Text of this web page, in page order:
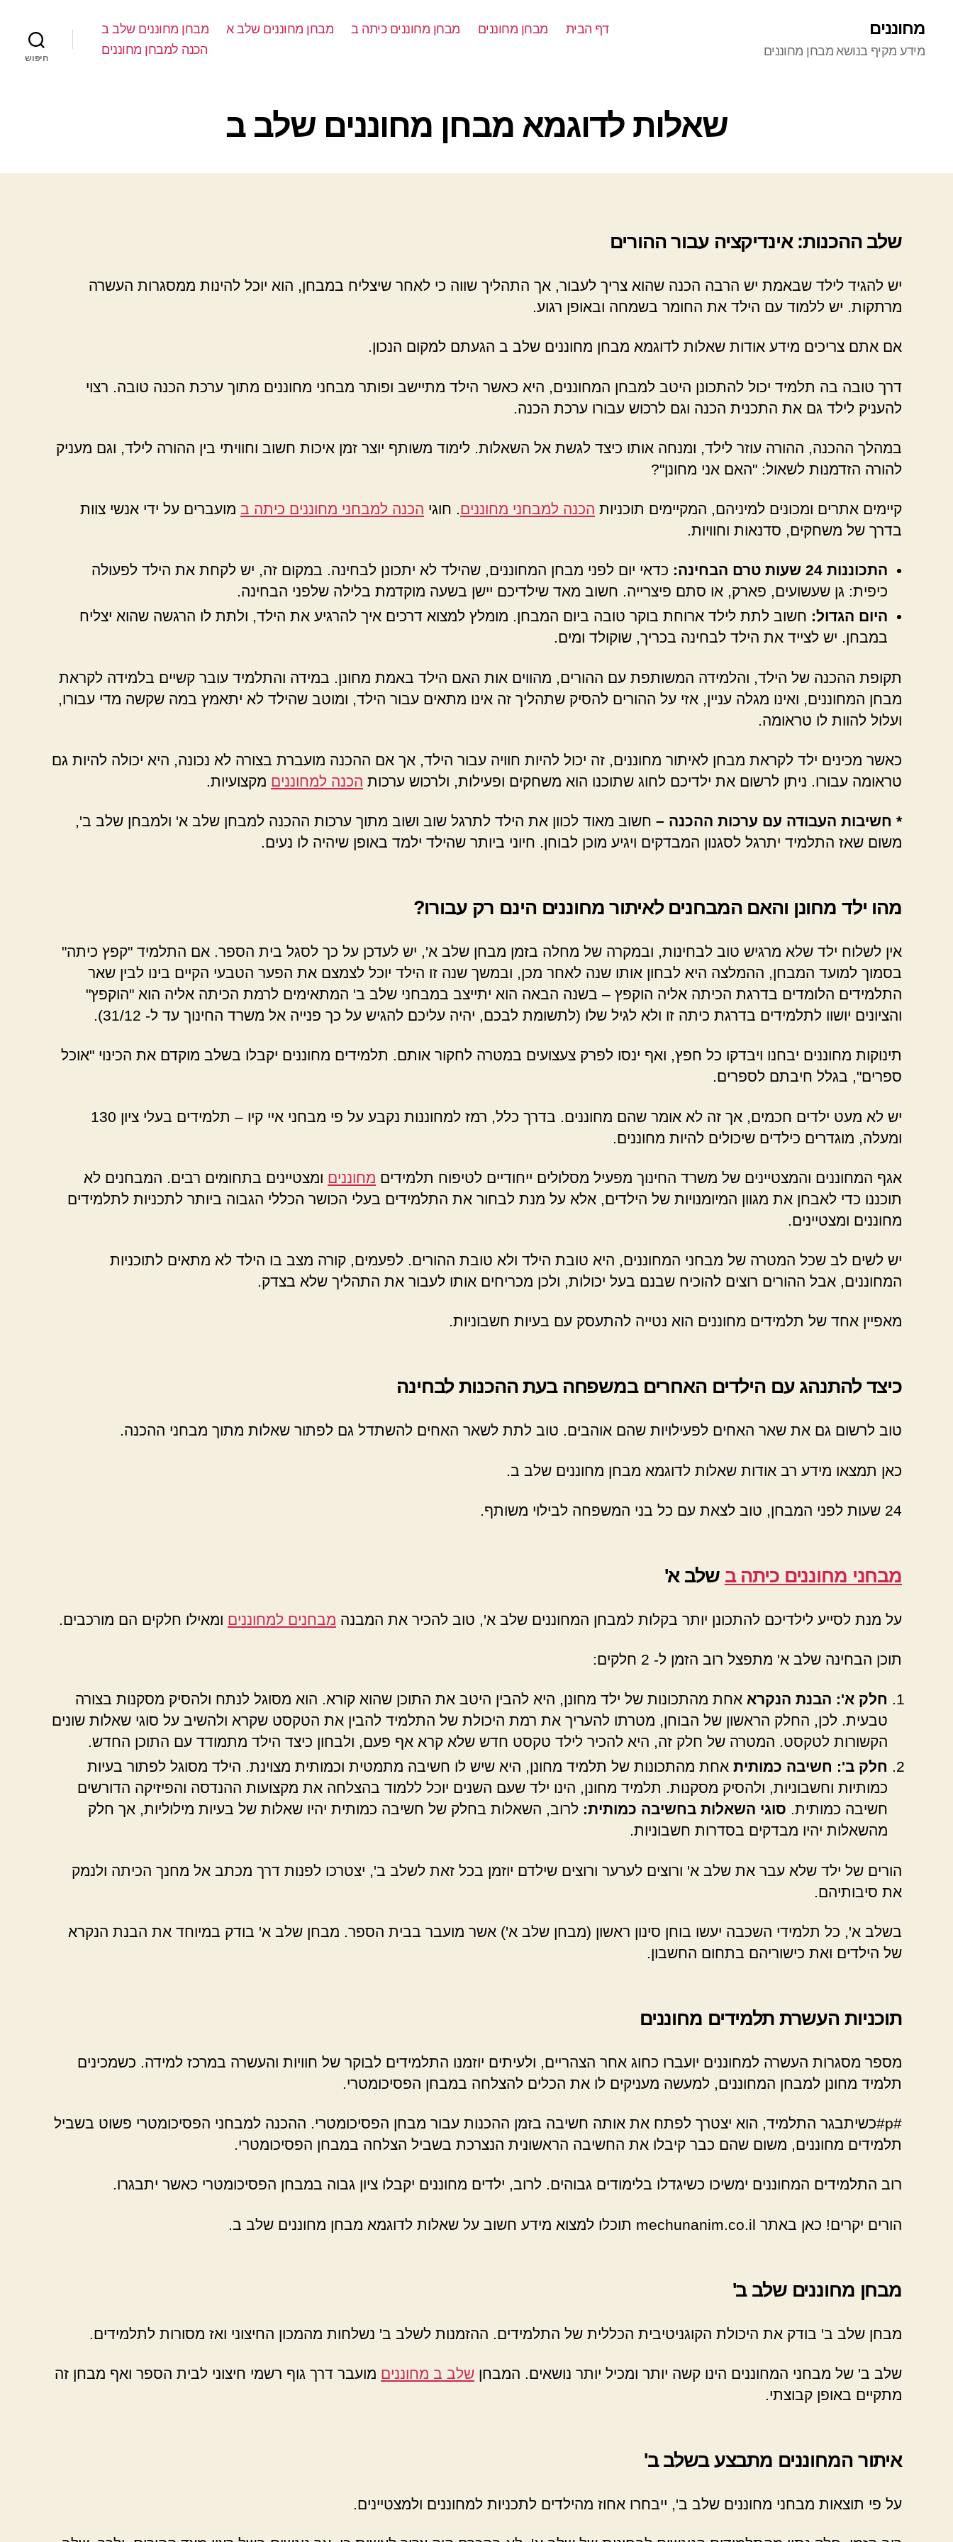
מחוננים
מידע מקיף בנושא מבחן מחוננים
דף הבית מבחן מחוננים מבחן מחוננים כיתה ב מבחן מחוננים שלב א
מבחן מחוננים שלב ב
הכנה למבחן מחוננים
חיפוש
קטגוריות
שאלות לדוגמא מבחן מחוננים שלב ב
שלב ההכנות: אינדיקציה עבור ההורים
יש להגיד לילד שבאמת יש הרבה הכנה שהוא צריך לעבור, אך התהליך שווה כי לאחר שיצליח במבחן, הוא יוכל להינות ממסגרות העשרה
מרתקות. יש ללמוד עם הילד את החומר בשמחה ובאופן רגוע.
אם אתם צריכים מידע אודות שאלות לדוגמא מבחן מחוננים שלב ב הגעתם למקום הנכון.
דרך טובה בה תלמיד יכול להתכונן היטב למבחן המחוננים, היא כאשר הילד מתיישב ופותר מבחני מחוננים מתוך ערכת הכנה טובה. רצוי
להעניק לילד גם את התכנית הכנה וגם לרכוש עבורו ערכת הכנה.
במהלך ההכנה, ההורה עוזר לילד, ומנחה אותו כיצד לגשת אל השאלות. לימוד משותף יוצר זמן איכות חשוב וחוויתי בין ההורה לילד, וגם מעניק
להורה הזדמנות לשאול: "האם אני מחונן"?
קיימים אתרים ומכונים למיניהם, המקיימים תוכניות הכנה למבחני מחוננים. חוגי הכנה למבחני מחוננים כיתה ב מועברים על ידי אנשי צוות
בדרך של משחקים, סדנאות וחוויות.
התכוננות 24 שעות טרם הבחינה:
כדאי יום לפני מבחן המחוננים, שהילד לא יתכונן לבחינה. במקום זה, יש לקחת את הילד לפעולה
כיפית: גן שעשועים, פארק, או סתם פיצרייה. חשוב מאד שילדיכם יישן בשעה מוקדמת בלילה שלפני הבחינה.
היום הגדול: חשוב לתת לילד ארוחת בוקר טובה ביום המבחן. מומלץ למצוא דרכים איך להרגיע את הילד, ולתת לו הרגשה שהוא יצליח
במבחן. יש לצייד את הילד לבחינה בכריך, שוקולד ומים.
תקופת ההכנה של הילד, והלמידה המשותפת עם ההורים, מהווים אות האם הילד באמת מחונן. במידה והתלמיד עובר קשיים בלמידה לקראת
מבחן המחוננים, ואינו מגלה עניין, אזי על ההורים להסיק שתהליך זה אינו מתאים עבור הילד, ומוטב שהילד לא יתאמץ במה שקשה מדי עבורו,
ועלול להוות לו טראומה.
כאשר מכינים ילד לקראת מבחן לאיתור מחוננים, זה יכול להיות חוויה עבור הילד, אך אם ההכנה מועברת בצורה לא נכונה, היא יכולה להיות גם
טראומה עבורו. ניתן לרשום את ילדיכם לחוג שתוכנו הוא משחקים ופעילות, ולרכוש ערכות הכנה למחוננים מקצועיות.
* חשיבות העבודה עם ערכות ההכנה – חשוב מאוד לכוון את הילד לתרגל שוב ושוב מתוך ערכות ההכנה למבחן שלב א' ולמבחן שלב ב',
משום שאז התלמיד יתרגל לסגנון המבדקים ויגיע מוכן לבוחן. חיוני ביותר שהילד ילמד באופן שיהיה לו נעים.
מהו ילד מחונן והאם המבחנים לאיתור מחוננים הינם רק עבורו?
אין לשלוח ילד שלא מרגיש טוב לבחינות, ובמקרה של מחלה בזמן מבחן שלב א', יש לעדכן על כך לסגל בית הספר. אם התלמיד "קפץ כיתה"
בסמוך למועד המבחן, ההמלצה היא לבחון אותו שנה לאחר מכן, ובמשך שנה זו הילד יוכל לצמצם את הפער הטבעי הקיים בינו לבין שאר
התלמידים הלומדים בדרגת הכיתה אליה הוקפץ – בשנה הבאה הוא יתייצב במבחני שלב ב' המתאימים לרמת הכיתה אליה הוא "הוקפץ"
והציונים יושוו לתלמידים בדרגת כיתה זו ולא לגיל שלו (לתשומת לבכם, יהיה עליכם להגיש על כך פנייה אל משרד החינוך עד ל- 31/12).
תינוקות מחוננים יבחנו ויבדקו כל חפץ, ואף ינסו לפרק צעצועים במטרה לחקור אותם. תלמידים מחוננים יקבלו בשלב מוקדם את הכינוי "אוכל
ספרים", בגלל חיבתם לספרים.
יש לא מעט ילדים חכמים, אך זה לא אומר שהם מחוננים. בדרך כלל, רמז למחוננות נקבע על פי מבחני איי קיו – תלמידים בעלי ציון 130
ומעלה, מוגדרים כילדים שיכולים להיות מחוננים.
אגף המחוננים והמצטיינים של משרד החינוך מפעיל מסלולים ייחודיים לטיפוח תלמידים מחוננים ומצטיינים בתחומים רבים. המבחנים לא
תוכננו כדי לאבחן את מגוון המיומנויות של הילדים, אלא על מנת לבחור את התלמידים בעלי הכושר הכללי הגבוה ביותר לתכניות לתלמידים
מחוננים ומצטיינים.
יש לשים לב שכל המטרה של מבחני המחוננים, היא טובת הילד ולא טובת ההורים. לפעמים, קורה מצב בו הילד לא מתאים לתוכניות
המחוננים, אבל ההורים רוצים להוכיח שבנם בעל יכולות, ולכן מכריחים אותו לעבור את התהליך שלא בצדק.
מאפיין אחד של תלמידים מחוננים הוא נטייה להתעסק עם בעיות חשבוניות.
כיצד להתנהג עם הילדים האחרים במשפחה בעת ההכנות לבחינה
טוב לרשום גם את שאר האחים לפעילויות שהם אוהבים. טוב לתת לשאר האחים להשתדל גם לפתור שאלות מתוך מבחני ההכנה.
כאן תמצאו מידע רב אודות שאלות לדוגמא מבחן מחוננים שלב ב.
24 שעות לפני המבחן, טוב לצאת עם כל בני המשפחה לבילוי משותף.
מבחני מחוננים כיתה ב שלב א'
על מנת לסייע לילדיכם להתכונן יותר בקלות למבחן המחוננים שלב א', טוב להכיר את המבנה מבחנים למחוננים ומאילו חלקים הם מורכבים.
תוכן הבחינה שלב א' מתפצל רוב הזמן ל- 2 חלקים:
חלק א': הבנת הנקרא אחת מהתכונות של ילד מחונן, היא להבין היטב את התוכן שהוא קורא. הוא מסוגל לנתח ולהסיק מסקנות בצורה
טבעית. לכן, החלק הראשון של הבוחן, מטרתו להעריך את רמת היכולת של התלמיד להבין את הטקסט שקרא ולהשיב על סוגי שאלות שונים
הקשורות לטקסט. המטרה של חלק זה, היא להכיר לילד טקסט חדש שלא קרא אף פעם, ולבחון כיצד הילד מתמודד עם התוכן החדש.
חלק ב': חשיבה כמותית אחת מהתכונות של תלמיד מחונן, היא שיש לו חשיבה מתמטית וכמותית מצוינת. הילד מסוגל לפתור בעיות
כמותיות וחשבוניות, ולהסיק מסקנות. תלמיד מחונן, הינו ילד שעם השנים יוכל ללמוד בהצלחה את מקצועות ההנדסה והפיזיקה הדורשים
חשיבה כמותית. סוגי השאלות בחשיבה כמותית: לרוב, השאלות בחלק של חשיבה כמותית יהיו שאלות של בעיות מילוליות, אך חלק
מהשאלות יהיו מבדקים בסדרות חשבוניות.
הורים של ילד שלא עבר את שלב א' ורוצים לערער ורוצים שילדם יוזמן בכל זאת לשלב ב', יצטרכו לפנות דרך מכתב אל מחנך הכיתה ולנמק
את סיבותיהם.
בשלב א', כל תלמידי השכבה יעשו בוחן סינון ראשון (מבחן שלב א') אשר מועבר בבית הספר. מבחן שלב א' בודק במיוחד את הבנת הנקרא
של הילדים ואת כישוריהם בתחום החשבון.
תוכניות העשרת תלמידים מחוננים
מספר מסגרות העשרה למחוננים יועברו כחוג אחר הצהריים, ולעיתים יוזמנו התלמידים לבוקר של חוויות והעשרה במרכז למידה. כשמכינים
תלמיד מחונן למבחן המחוננים, למעשה מעניקים לו את הכלים להצלחה במבחן הפסיכומטרי.
#p#כשיתבגר התלמיד, הוא יצטרך לפתח את אותה חשיבה בזמן ההכנות עבור מבחן הפסיכומטרי. ההכנה למבחני הפסיכומטרי פשוט בשביל
תלמידים מחוננים, משום שהם כבר קיבלו את החשיבה הראשונית הנצרכת בשביל הצלחה במבחן הפסיכומטרי.
רוב התלמידים המחוננים ימשיכו כשיגדלו בלימודים גבוהים. לרוב, ילדים מחוננים יקבלו ציון גבוה במבחן הפסיכומטרי כאשר יתבגרו.
הורים יקרים! כאן באתר mechunanim.co.il תוכלו למצוא מידע חשוב על שאלות לדוגמא מבחן מחוננים שלב ב.
מבחן מחוננים שלב ב'
מבחן שלב ב' בודק את היכולת הקוגניטיבית הכללית של התלמידים. ההזמנות לשלב ב' נשלחות מהמכון החיצוני ואז מסורות לתלמידים.
שלב ב' של מבחני המחוננים הינו קשה יותר ומכיל יותר נושאים. המבחן שלב ב מחוננים מועבר דרך גוף רשמי חיצוני לבית הספר ואף מבחן זה
מתקיים באופן קבוצתי.
איתור המחוננים מתבצע בשלב ב'
על פי תוצאות מבחני מחוננים שלב ב', ייבחרו אחוז מהילדים לתכניות למחוננים ולמצטיינים.